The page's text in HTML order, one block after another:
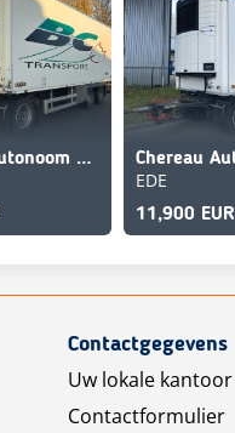
Chereau Autonoom Carrier Vector 1350
EDE
11,900 EUR
Contactgegevens
Uw lokale kantoor
Contactformulier